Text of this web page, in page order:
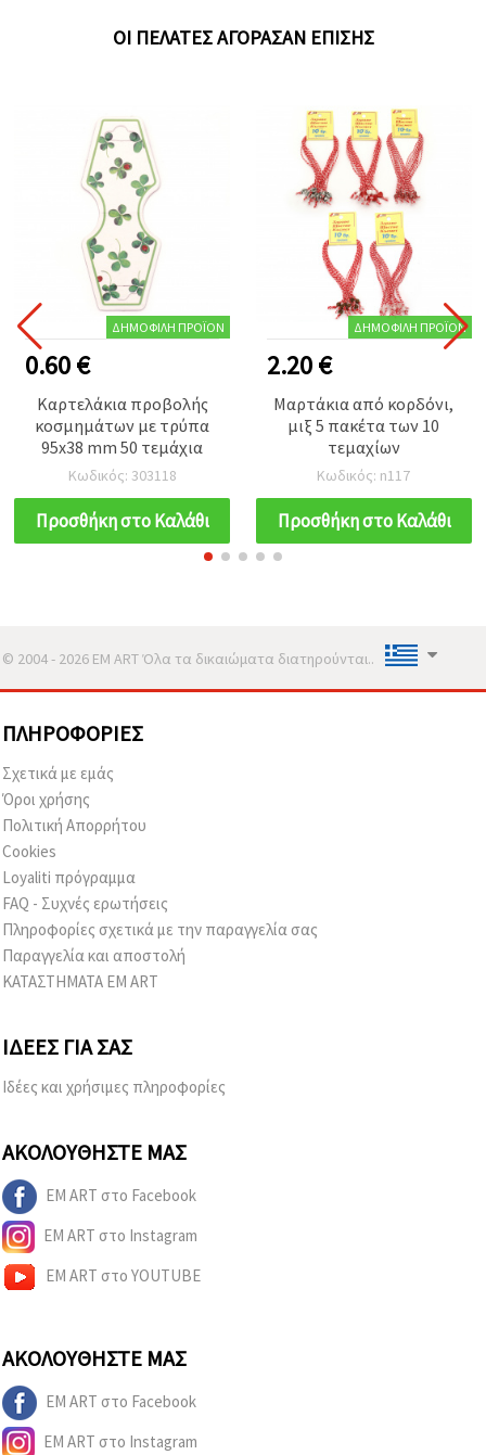
ΟΙ ΠΕΛΆΤΕΣ ΑΓΌΡΑΣΑΝ ΕΠΊΣΗΣ
ΔΗΜΟΦΙΛΉ ΠΡΟΪΌΝ
0.60 €
Καρτελάκια προβολής
κοσμημάτων με τρύπα
95x38 mm 50 τεμάχια
Κωδικός: 303118
Προσθήκη στο Καλάθι
ΔΗΜΟΦΙΛΉ ΠΡΟΪΌΝ
2.20 €
Μαρτάκια από κορδόνι,
μιξ 5 πακέτα των 10
τεμαχίων
Κωδικός: n117
Προσθήκη στο Καλάθι
© 2004 - 2026 EM ART Όλα τα δικαιώματα διατηρούνται..
ΠΛΗΡΟΦΟΡΊΕΣ
Σχετικά με εμάς
Όροι χρήσης
Πολιτική Απορρήτου
Cookies
Loyaliti πρόγραμμα
FAQ - Συχνές ερωτήσεις
Πληροφορίες σχετικά με την παραγγελία σας
Παραγγελία και αποστολή
ΚΑΤΑΣΤΗΜΑΤΑ EM ART
ΙΔΈΕΣ ΓΙΑ ΣΑΣ
Ιδέες και χρήσιμες πληροφορίες
ΑΚΟΛΟΥΘΉΣΤΕ ΜΑΣ
EM ART στο Facebook
EM ART στο Instagram
EM ART στο YOUTUBE
ΑΚΟΛΟΥΘΉΣΤΕ ΜΑΣ
EM ART στο Facebook
EM ART στο Instagram